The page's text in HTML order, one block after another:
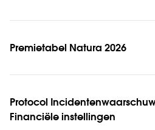
Premietabel Natura 2026
Protocol
Financiële instellingen